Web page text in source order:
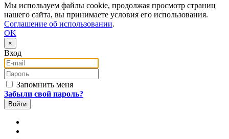
Мы используем файлы cookie, продолжая просмотр страниц
нашего сайта, вы принимаете условия его использования.
Соглашение об использовании.
OK
×
Вход
E-mail
Пароль
Запомнить меня
Забыли свой пароль?